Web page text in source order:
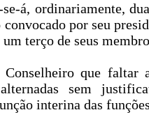
á, ordinariamente,
por seu
terço de seus
que faltar
sem
interina das